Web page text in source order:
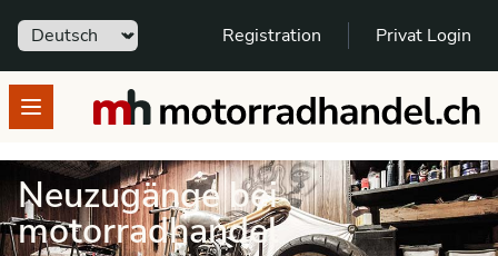
Sprache Registration Privat Login
Open menumotorradhandel.ch
Neuzugänge bei
motorradhandel